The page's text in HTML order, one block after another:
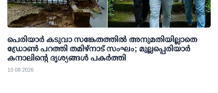
പെരിയാര്‍ കടുവാ സങ്കേതത്തില്‍ അനുമതിയില്ലാതെ
ഡ്രോണ്‍ പറത്തി തമിഴ്നാട് സംഘം; മുല്ലപ്പെരിയാര്‍
കനാലിന്റെ ദൃശ്യങ്ങള്‍ പകര്‍ത്തി
10 08 2026